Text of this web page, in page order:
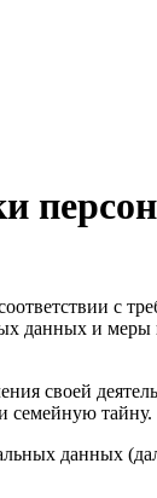
с
данных и
своей
семейную тайну.
данных